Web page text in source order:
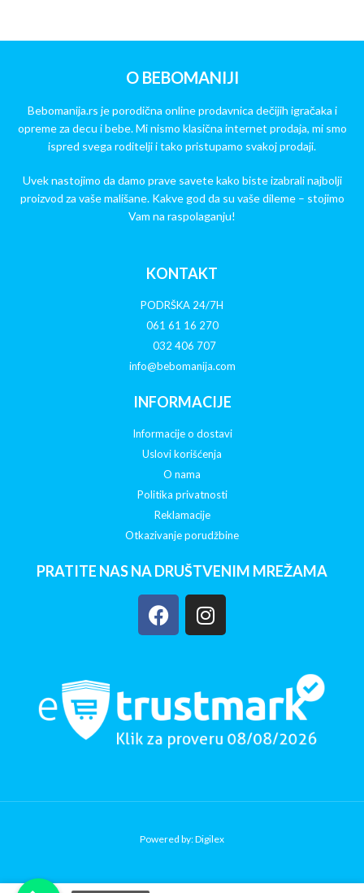
O BEBOMANIJI
Bebomanija.rs je porodična online prodavnica dečijih igračaka i
opreme za decu i bebe. Mi nismo klasična internet prodaja, mi smo
ispred svega roditelji i tako pristupamo svakoj prodaji.
Uvek nastojimo da damo prave savete kako biste izabrali najbolji
proizvod za vaše mališane. Kakve god da su vaše dileme – stojimo
Vam na raspolaganju!
KONTAKT
PODRŠKA 24/7H
061 61 16 270
032 406 707
info@bebomanija.com
INFORMACIJE
Informacije o dostavi
Uslovi korišćenja
O nama
Politika privatnosti
Reklamacije
Otkazivanje porudžbine
PRATITE NAS NA DRUŠTVENIM MREŽAMA
Powered by: Digilex